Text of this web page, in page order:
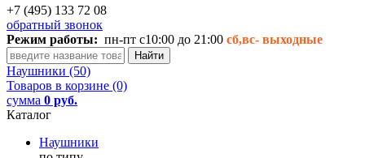
+7 (495) 133 72 08
обратный звонок
Режим работы: пн-пт с10:00 до 21:00 сб,вс- выходные
Наушники (50)
Товаров в корзине (0)
сумма 0 руб.
Каталог
Наушники